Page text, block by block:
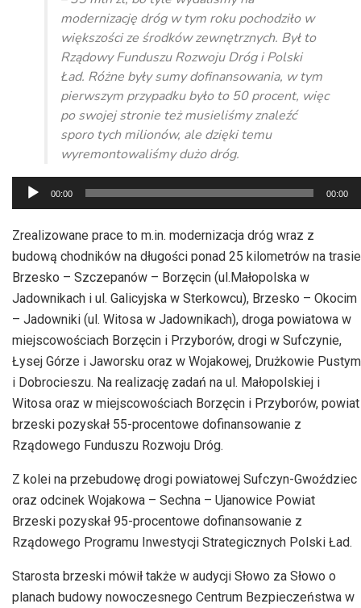
modernizację dróg w tym roku pochodziło w
większości ze środków zewnętrznych. Był to
Rządowy Funduszu Rozwoju Dróg i Polski
Ład. Różne były sumy dofinansowania, w tym
pierwszym przypadku było to 50 procent, więc
po swojej stronie też musieliśmy znaleźć
sporo tych milionów, ale dzięki temu
wyremontowaliśmy dużo dróg.
Odtwarzacz
plików
dźwiękowych
00:00 00:00
Zrealizowane prace to m.in. modernizacja dróg wraz z
budową chodników na długości ponad 25 kilometrów na trasie
Brzesko – Szczepanów – Borzęcin (ul.Małopolska w
Jadownikach i ul. Galicyjska w Sterkowcu), Brzesko – Okocim
– Jadowniki (ul. Witosa w Jadownikach), droga powiatowa w
miejscowościach Borzęcin i Przyborów, drogi w Sufczynie,
Łysej Górze i Jaworsku oraz w Wojakowej, Drużkowie Pustym
i Dobrocieszu. Na realizację zadań na ul. Małopolskiej i
Witosa oraz w miejscowościach Borzęcin i Przyborów, powiat
brzeski pozyskał 55-procentowe dofinansowanie z
Rządowego Funduszu Rozwoju Dróg.
Z kolei na przebudowę drogi powiatowej Sufczyn-Gwoździec
oraz odcinek Wojakowa – Sechna – Ujanowice Powiat
Brzeski pozyskał 95-procentowe dofinansowanie z
Rządowego Programu Inwestycji Strategicznych Polski Ład.
Starosta brzeski mówił także w audycji Słowo za Słowo o
planach budowy nowoczesnego Centrum Bezpieczeństwa w